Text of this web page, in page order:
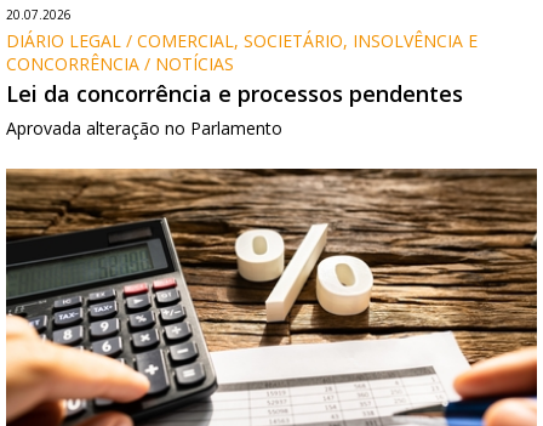
20.07.2026
DIÁRIO LEGAL / COMERCIAL, SOCIETÁRIO, INSOLVÊNCIA E
CONCORRÊNCIA / NOTÍCIAS
Lei da concorrência e processos pendentes
Aprovada alteração no Parlamento